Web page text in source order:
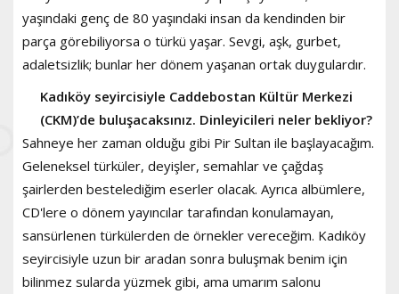
yaşındaki genç de 80 yaşındaki insan da kendinden bir
parça görebiliyorsa o türkü yaşar. Sevgi, aşk, gurbet,
adaletsizlik; bunlar her dönem yaşanan ortak duygulardır.
Kadıköy seyircisiyle Caddebostan Kültür Merkezi
(CKM)’de buluşacaksınız. Dinleyicileri neler bekliyor?
Sahneye her zaman olduğu gibi Pir Sultan ile başlayacağım.
Geleneksel türküler, deyişler, semahlar ve çağdaş
şairlerden bestelediğim eserler olacak. Ayrıca albümlere,
CD'lere o dönem yayıncılar tarafından konulamayan,
sansürlenen türkülerden de örnekler vereceğim. Kadıköy
seyircisiyle uzun bir aradan sonra buluşmak benim için
bilinmez sularda yüzmek gibi, ama umarım salonu